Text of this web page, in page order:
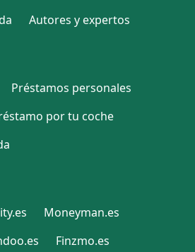
Autores y expertos
Préstamos personales
por tu coche
Moneyman.es
Finzmo.es